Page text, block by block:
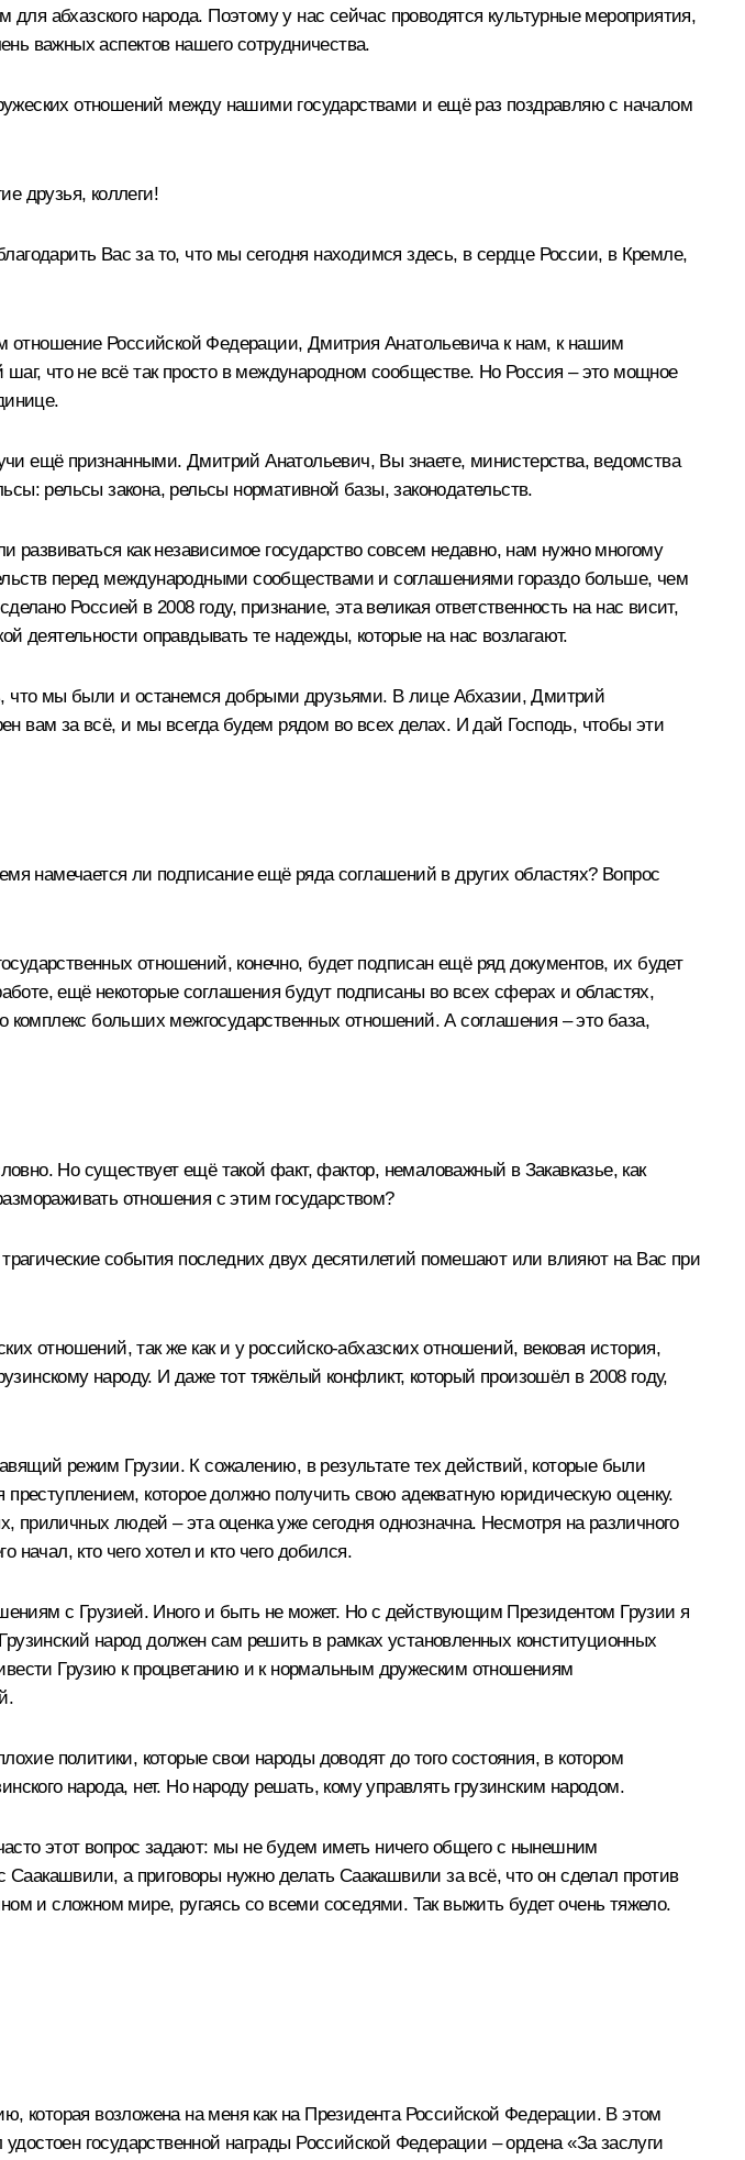
абхазского народа. Поэтому у нас сейчас проводятся культурные мероприятия,
важных аспектов нашего сотрудничества.
отношений между нашими государствами и ещё раз поздравляю с началом
друзья, коллеги!
Вас за то, что мы сегодня находимся здесь, в сердце России, в Кремле,
Российской Федерации, Дмитрия Анатольевича к нам, к нашим
что не всё так просто в международном сообществе. Но Россия – это мощное
ещё признанными. Дмитрий Анатольевич, Вы знаете, министерства, ведомства
рельсы закона, рельсы нормативной базы, законодательств.
как независимое государство совсем недавно, нам нужно многому
перед международными сообществами и соглашениями гораздо больше, чем
Россией в 2008 году, признание, эта великая ответственность на нас висит,
деятельности оправдывать те надежды, которые на нас возлагают.
что мы были и останемся добрыми друзьями. В лице Абхазии, Дмитрий
вам за всё, и мы всегда будем рядом во всех делах. И дай Господь, чтобы эти
намечается ли подписание ещё ряда соглашений в других областях? Вопрос
отношений, конечно, будет подписан ещё ряд документов, их будет
ещё некоторые соглашения будут подписаны во всех сферах и областях,
больших межгосударственных отношений. А соглашения – это база,
Но существует ещё такой факт, фактор, немаловажный в Закавказье, как
отношения с этим государством?
события последних двух десятилетий помешают или влияют на Вас при
отношений, так же как и у российско-абхазских отношений, вековая история,
народу. И даже тот тяжёлый конфликт, который произошёл в 2008 году,
режим Грузии. К сожалению, в результате тех действий, которые были
которое должно получить свою адекватную юридическую оценку.
приличных людей – эта оценка уже сегодня однозначна. Несмотря на различного
начал, кто чего хотел и кто чего добился.
с Грузией. Иного и быть не может. Но с действующим Президентом Грузии я
народ должен сам решить в рамках установленных конституционных
Грузию к процветанию и к нормальным дружеским отношениям
политики, которые свои народы доводят до того состояния, в котором
народа, нет. Но народу решать, кому управлять грузинским народом.
этот вопрос задают: мы не будем иметь ничего общего с нынешним
Саакашвили, а приговоры нужно делать Саакашвили за всё, что он сделал против
и сложном мире, ругаясь со всеми соседями. Так выжить будет очень тяжело.
возложена на меня как на Президента Российской Федерации. В этом
государственной награды Российской Федерации – ордена «За заслуги